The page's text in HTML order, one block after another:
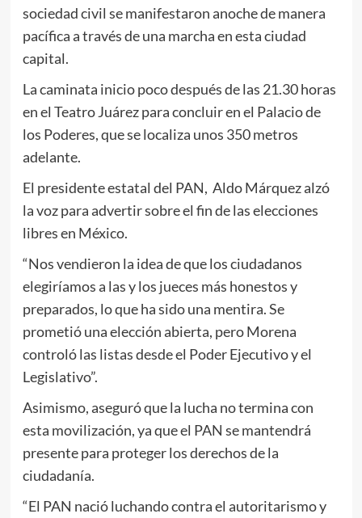
sociedad civil se manifestaron anoche de manera
pacífica a través de una marcha en esta ciudad
capital.
La caminata inicio poco después de las 21.30 horas
en el Teatro Juárez para concluir en el Palacio de
los Poderes, que se localiza unos 350 metros
adelante.
El presidente estatal del PAN, Aldo Márquez alzó
la voz para advertir sobre el fin de las elecciones
libres en México.
“Nos vendieron la idea de que los ciudadanos
elegiríamos a las y los jueces más honestos y
preparados, lo que ha sido una mentira. Se
prometió una elección abierta, pero Morena
controló las listas desde el Poder Ejecutivo y el
Legislativo”.
Asimismo, aseguró que la lucha no termina con
esta movilización, ya que el PAN se mantendrá
presente para proteger los derechos de la
ciudadanía.
“El PAN nació luchando contra el autoritarismo y